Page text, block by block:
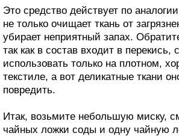
Это средство действует по
не только очищает ткань от
убирает неприятный запах.
так как в состав входит в перекись,
использовать только на плотном,
текстиле, а вот деликатные ткани
повредить.
Итак, возьмите небольшую миску,
чайных ложки соды и одну чайную